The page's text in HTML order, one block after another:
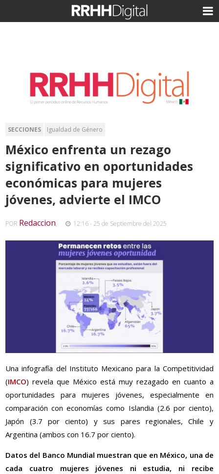
SECCIONES Igualdad de Género
México enfrenta un rezago
significativo en oportunidades
económicas para mujeres
jóvenes, advierte el IMCO
POR Redaccion, 12:16 - 25 de Septiembre del 2025
Una infografía del Instituto Mexicano para la Competitividad
(IMCO) revela que México está muy rezagado en cuanto a
oportunidades para mujeres jóvenes, especialmente en
comparación con economías como Islandia (2.6 por ciento),
Japón (3.7por ciento) y sus pares regionales, Chile y
Argentina (ambos con 16.7 por ciento).
Datos del Banco Mundial muestran que en México, una de
cada cuatro mujeres jóvenes ni estudia, ni recibe